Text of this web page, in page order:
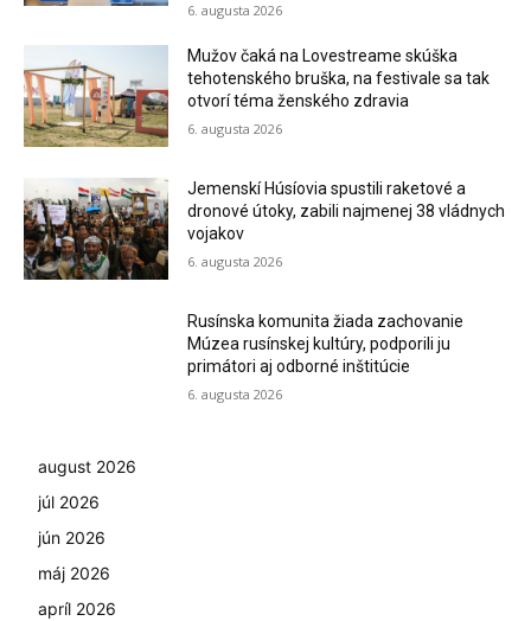
6. augusta 2026
Mužov čaká na Lovestreame skúška
tehotenského bruška, na festivale sa tak
otvorí téma ženského zdravia
6. augusta 2026
Jemenskí Húsíovia spustili raketové a
dronové útoky, zabili najmenej 38 vládnych
vojakov
6. augusta 2026
Rusínska komunita žiada zachovanie
Múzea rusínskej kultúry, podporili ju
primátori aj odborné inštitúcie
6. augusta 2026
august 2026
júl 2026
jún 2026
máj 2026
apríl 2026